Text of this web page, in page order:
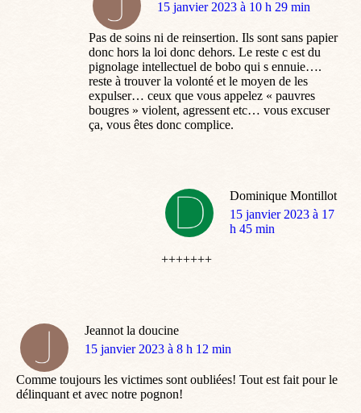
dit
15 janvier 2023 à 10 h 29 min
Pas de soins ni de reinsertion. Ils sont sans papier
donc hors la loi donc dehors. Le reste c est du
pignolage intellectuel de bobo qui s ennuie….
reste à trouver la volonté et le moyen de les
expulser… ceux que vous appelez « pauvres
bougres » violent, agressent etc… vous excuser
ça, vous êtes donc complice.
Dominique Montillot
dit
:
15 janvier 2023 à 17
h 45 min
+++++++
Jeannot la doucine
dit
15 janvier 2023 à 8 h 12 min
Comme toujours les victimes sont oubliées! Tout est fait pour le
délinquant et avec notre pognon!